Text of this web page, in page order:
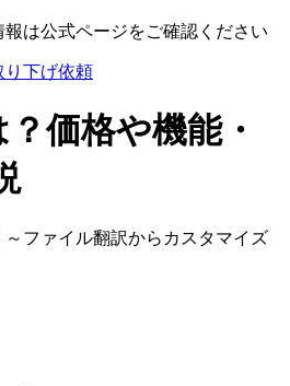
は公式ページをご確認ください
り下げ依頼
？価格や機能・
ファイル翻訳からカスタマイズ